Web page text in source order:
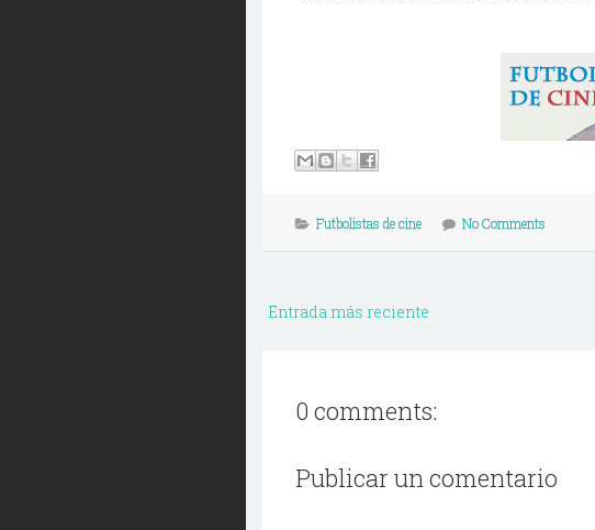
Futbolistas de cine No Comments
Entrada más reciente
0 comments:
Publicar un comentario